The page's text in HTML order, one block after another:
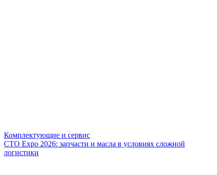
Комплектующие и сервис
СТО Expo 2026: запчасти и масла в условиях сложной
логистики